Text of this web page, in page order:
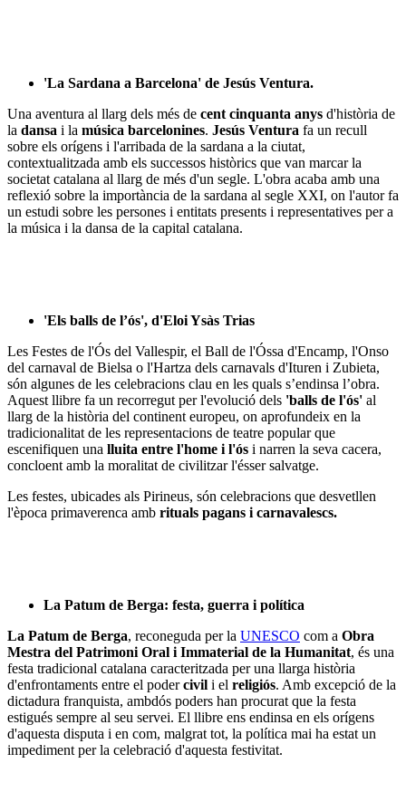
'La Sardana a Barcelona' de Jesús Ventura.
Una aventura al llarg dels més de cent cinquanta anys d'història de
la dansa i la música barcelonines. Jesús Ventura fa un recull
sobre els orígens i l'arribada de la sardana a la ciutat,
contextualitzada amb els successos històrics que van marcar la
societat catalana al llarg de més d'un segle. L'obra acaba amb una
reflexió sobre la importància de la sardana al segle XXI, on l'autor fa
un estudi sobre les persones i entitats presents i representatives per a
la música i la dansa de la capital catalana.
'Els balls de l’ós', d'Eloi Ysàs Trias
Les Festes de l'Ós del Vallespir, el Ball de l'Óssa d'Encamp, l'Onso
del carnaval de Bielsa o l'Hartza dels carnavals d'Ituren i Zubieta,
són algunes de les celebracions clau en les quals s’endinsa l’obra.
Aquest llibre fa un recorregut per l'evolució dels 'balls de l'ós' al
llarg de la història del continent europeu, on aprofundeix en la
tradicionalitat de les representacions de teatre popular que
escenifiquen una lluita entre l'home i l'ós i narren la seva cacera,
concloent amb la moralitat de civilitzar l'ésser salvatge.
Les festes, ubicades als Pirineus, són celebracions que desvetllen
l'època primaverenca amb rituals pagans i carnavalescs.
La Patum de Berga: festa, guerra i política
La Patum de Berga, reconeguda per la UNESCO com a Obra
Mestra del Patrimoni Oral i Immaterial de la Humanitat, és una
festa tradicional catalana caracteritzada per una llarga història
d'enfrontaments entre el podercivil i el religiós. Amb excepció de la
dictadura franquista, ambdós poders han procurat que la festa
estigués sempre al seu servei. El llibre ens endinsa en els orígens
d'aquesta disputa i en com, malgrat tot, la política mai ha estat un
impediment per la celebració d'aquesta festivitat.